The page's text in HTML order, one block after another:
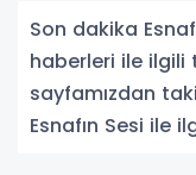
Son dakika
haberleri ile ilgili
sayfamızdan
Esnafın Sesi ile